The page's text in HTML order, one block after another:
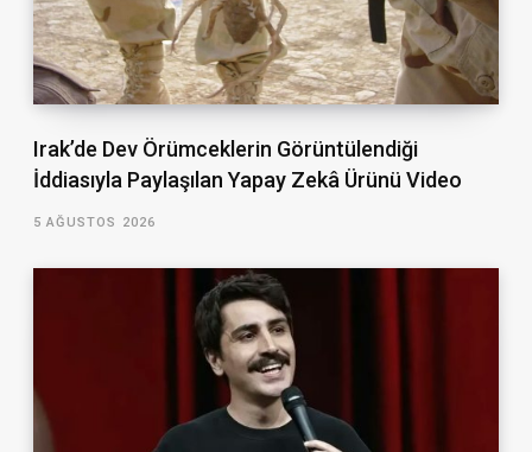
Irak’de Dev Örümceklerin Görüntülendiği
İddiasıyla Paylaşılan Yapay Zekâ Ürünü Video
5 AĞUSTOS 2026